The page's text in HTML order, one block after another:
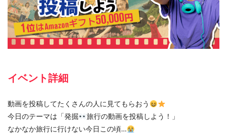
イベント詳細
動画を投稿してたくさんの人に見てもらおう
今日のテーマは「発掘
旅行の動画を投稿しよう！」
なかなか旅行に行けない今日この頃…